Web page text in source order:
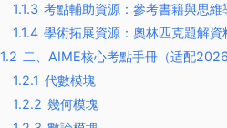
1.1.3 考點輔助資源：參考書籍與思維
1.1.4 學術拓展資源：奧林匹克題解資
1.2 二、AIME核心考點手冊（适配2026
1.2.1 代數模塊
1.2.2 幾何模塊